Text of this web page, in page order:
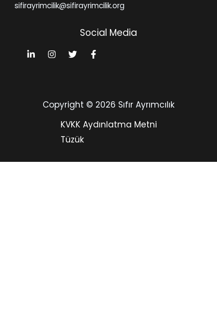
sifirayrimcilik@sifirayrimcilik.org
Social Media
Copyright © 2026 Sıfır Ayrımcılık
KVKK Aydınlatma Metni
Tüzük